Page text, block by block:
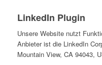
LinkedIn Plugin
Unsere Website nutzt
Anbieter ist die LinkedIn
Mountain View, CA 94043,